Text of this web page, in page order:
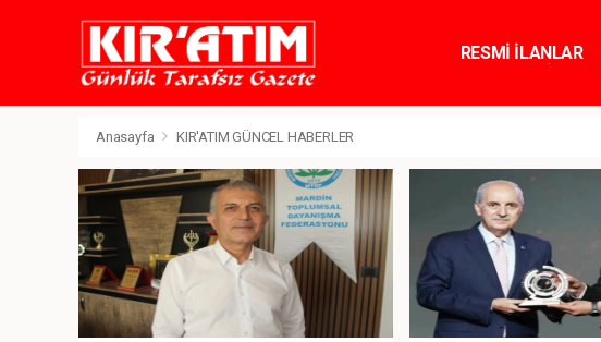
RESMİ İLANLAR
Anasayfa KIR'ATIM GÜNCEL HABERLER